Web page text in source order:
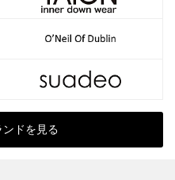
ドを見る